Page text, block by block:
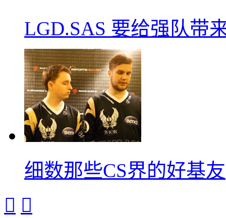
LGD.SAS 要给强队带
细数那些CS界的好基友
 